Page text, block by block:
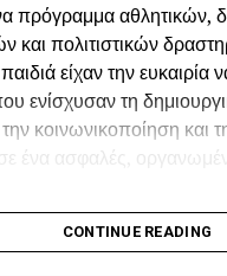
πρόγραμμα αθλητικών,
και πολιτιστικών
είχαν την
ενίσχυσαν τη
κοινωνικοποίηση και
ένα ασφαλές,
Summer Camp 2026,
CONTINUE READING